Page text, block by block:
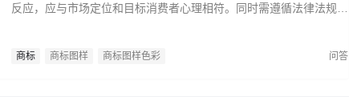
反应，应与市场定位和目标消费者心理相符。同时需遵循法律法规确
商标 商标图样 商标图样色彩 问答